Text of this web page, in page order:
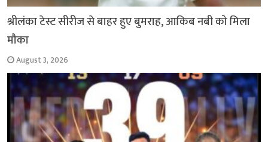
श्रीलंका टेस्ट सीरीज से बाहर हुए बुमराह, आकिब नबी को मिला
मौका
August 3, 2026